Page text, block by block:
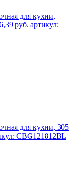
для кухни,
руб. артикул:
для кухни, 305
CBG121812BL